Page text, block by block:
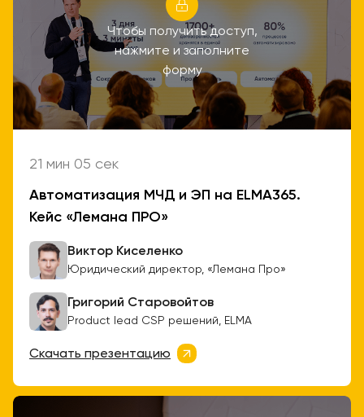
Чтобы получить доступ,
нажмите и заполните
форму
21 мин 05 сек
Автоматизация МЧД и ЭП на ELMA365.
Кейс «Лемана ПРО»
Виктор Киселенко
Юридический директор, «Лемана Про»
Григорий Старовойтов
Product lead CSP решений, ELMA
Скачать презентацию